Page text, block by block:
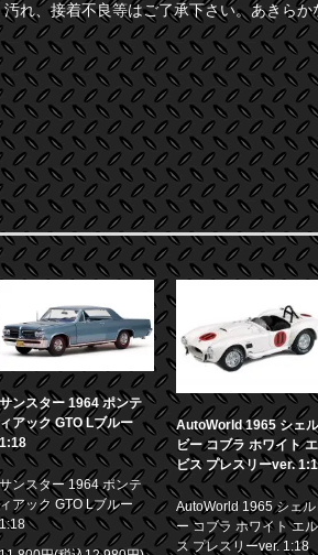
れ、接着不良等はご了承下さい。あきら
サンスター 1964 ポンテ
ィアック GTO Lブルー
1:18
サンスター 1964 ポンテ
ィアック GTO Lブルー
1:18
AutoWorld 1965 シェル
ビー コブラ ホワイト
ビス プレスリーver.
AutoWorld 1965 シェル
ー コブラ ホワイト エ
ス プレスリーver. 1:18